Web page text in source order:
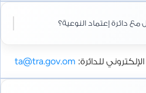
دائرة إعتماد النوعية؟
للدائرة: ta@tra.gov.om